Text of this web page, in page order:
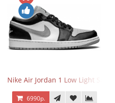
Nike Air Jordan 1 Low Light
6990р.